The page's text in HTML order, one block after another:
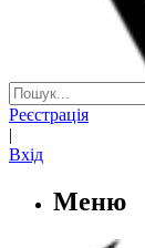
Реєстрація
|
Вхід
Меню